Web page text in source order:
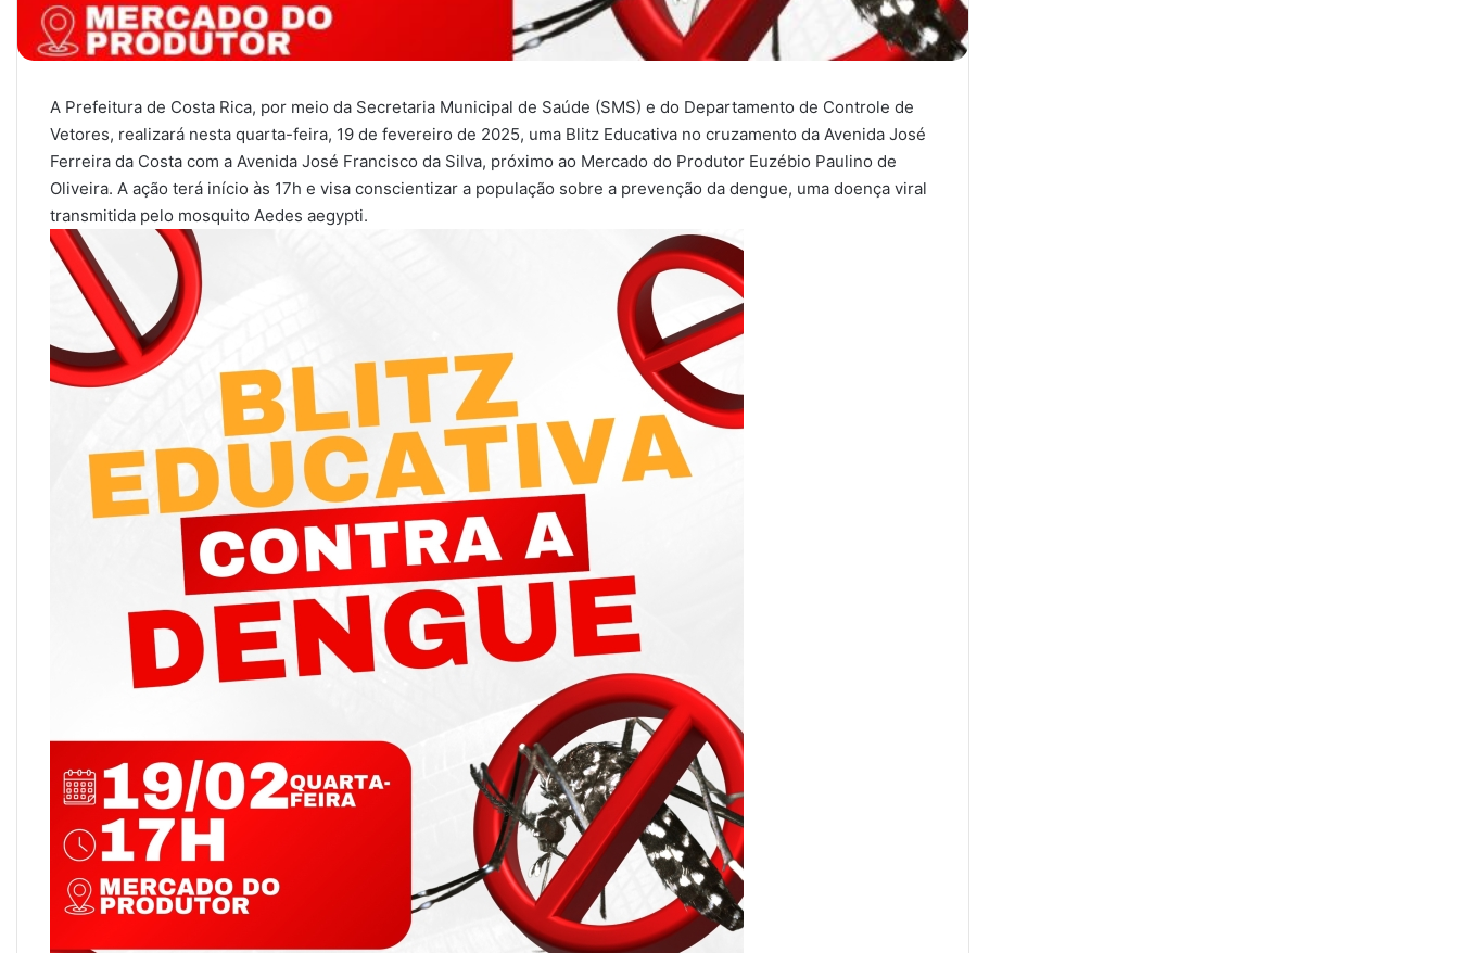
A Prefeitura de Costa Rica, por meio da Secretaria Municipal de Saúde (SMS) e do Departamento de Controle de
Vetores, realizará nesta quarta-feira, 19 de fevereiro de 2025, uma Blitz Educativa no cruzamento da Avenida José
Ferreira da Costa com a Avenida José Francisco da Silva, próximo ao Mercado do Produtor Euzébio Paulino de
Oliveira. A ação terá início às 17h e visa conscientizar a população sobre a prevenção da dengue, uma doença viral
transmitida pelo mosquito Aedes aegypti.